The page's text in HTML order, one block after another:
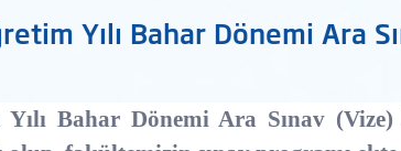
Yılı Bahar Dönemi Ara
Bahar Dönemi Ara Sınav (Vize)